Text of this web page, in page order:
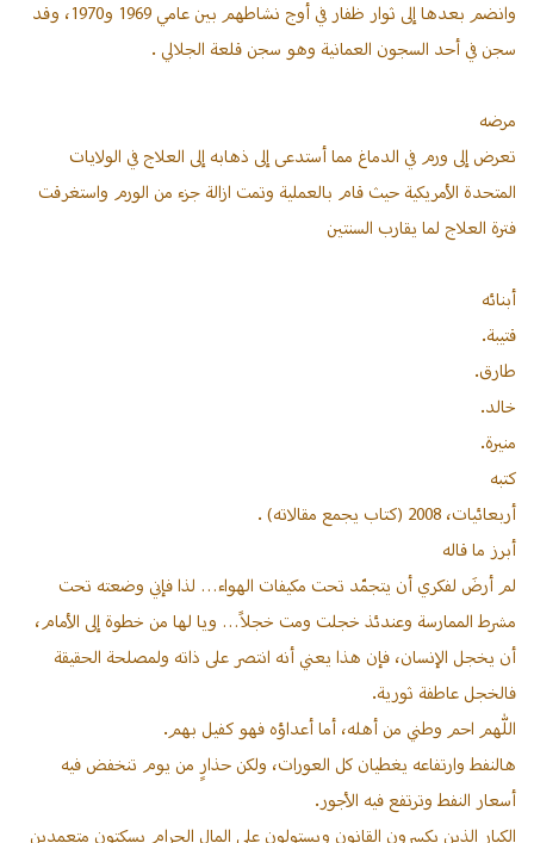
وانضم بعدها إلى ثوار ظفار في أوج نشاطهم بين عامي 1969 و1970، وقد
سجن في أحد السجون العمانية وهو سجن قلعة الجلالي .
مرضه
تعرض إلى ورم في الدماغ مما أستدعى إلى ذهابه إلى العلاج في الولايات
المتحدة الأمريكية حيث قام بالعملية وتمت ازالة جزء من الورم واستغرقت
فترة العلاج لما يقارب السنتين
أبنائه
قتيبة.
طارق.
خالد.
منيرة.
كتبه
أربعائيات، 2008 (كتاب يجمع مقالاته) .
أبرز ما قاله
لم أرضَ لفكري أن يتجمّد تحت مكيفات الهواء… لذا فإني وضعته تحت
مشرط الممارسة وعندئذ خجلت ومت خجلاً… ويا لها من خطوة إلى الأمام،
أن يخجل الإنسان، فإن هذا يعني أنه انتصر على ذاته ولمصلحة الحقيقة
فالخجل عاطفة ثورية.
اللّٰهم احم وطني من أهله، أما أعداؤه فهو كفيل بهم.
هالنفط وارتفاعه يغطيان كل العورات، ولكن حذارٍ من يوم تنخفض فيه
أسعار النفط وترتفع فيه الأجور.
الكبار الذين يكسرون القانون ويستولون على المال الحرام يسكتون متعمدين